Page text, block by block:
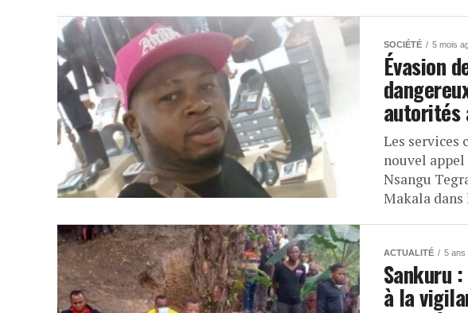
SOCIÉTÉ 5 mois
Évasion
autorités
Les services
nouvel
Nsangu
Makala dans
ACTUALITÉ 5 ans
Sankuru
à la